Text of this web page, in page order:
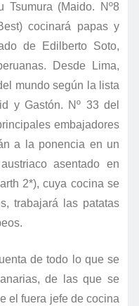
Tsumura (Maido. Nº8
cocinará papas y
de Edilberto Soto,
Desde Lima,
mundo según la lista
y Gastón. Nº 33 del
embajadores
a la ponencia en un
asentado en
2*), cuya cocina se
trabajará las patatas
de todo lo que se
de las que se
el fuera jefe de cocina